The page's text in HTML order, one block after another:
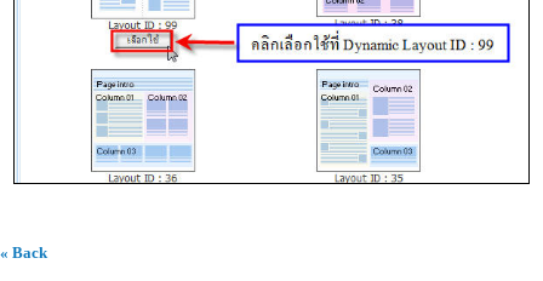
« Back